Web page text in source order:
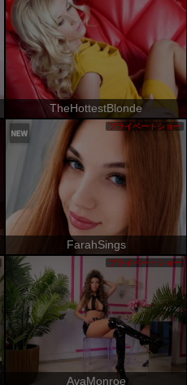
TheHottestBlonde
FarahSings
プライベートショー
AvaMonroe
プライベートショー